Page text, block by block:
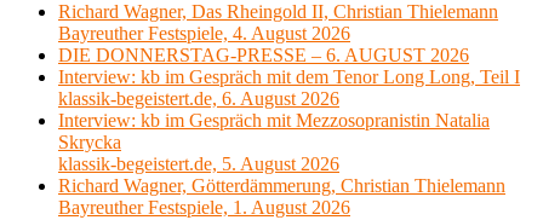
Richard Wagner, Das Rheingold II, Christian Thielemann
Bayreuther Festspiele, 4. August 2026
DIE DONNERSTAG-PRESSE – 6. AUGUST 2026
Interview: kb im Gespräch mit dem Tenor Long Long, Teil I
klassik-begeistert.de, 6. August 2026
Interview: kb im Gespräch mit Mezzosopranistin Natalia
Skrycka
klassik-begeistert.de, 5. August 2026
Richard Wagner, Götterdämmerung, Christian Thielemann
Bayreuther Festspiele, 1. August 2026